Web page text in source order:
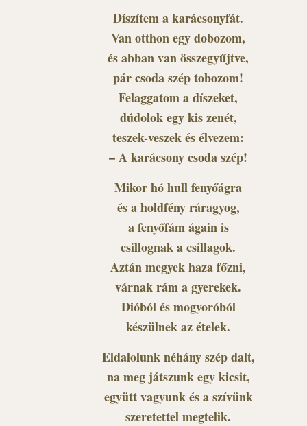
Díszítem a karácsonyfát.
Van otthon egy dobozom,
és abban van összegyűjtve,
pár csoda szép tobozom!
Felaggatom a díszeket,
dúdolok egy kis zenét,
teszek-veszek és élvezem:
– A karácsony csoda szép!
Mikor hó hull fenyőágra
és a holdfény ráragyog,
a fenyőfám ágain is
csillognak a csillagok.
Aztán megyek haza főzni,
várnak rám a gyerekek.
Dióból és mogyoróból
készülnek az ételek.
Eldalolunk néhány szép dalt,
na meg játszunk egy kicsit,
együtt vagyunk és a szívünk
szeretettel megtelik.